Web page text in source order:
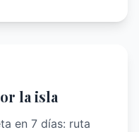
la isla
en 7 días: ruta